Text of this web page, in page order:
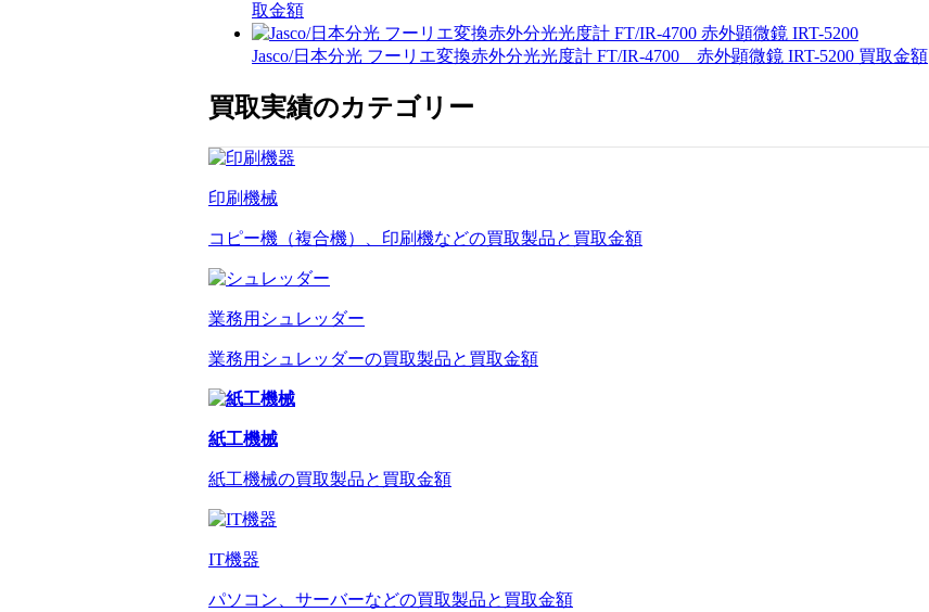
取金額
Jasco/日本分光 フーリエ変換赤外分光光度計 FT/IR-4700 赤外顕微鏡 IRT-5200 買取金額
買取実績のカテゴリー
印刷機械
コピー機（複合機）、印刷機などの買取製品と買取金額
業務用シュレッダー
業務用シュレッダーの買取製品と買取金額
紙工機械
紙工機械の買取製品と買取金額
IT機器
パソコン、サーバーなどの買取製品と買取金額